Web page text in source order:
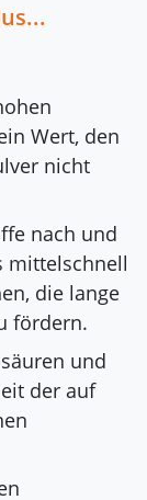
Wert, den
nicht
nach und
mittelschnell
die lange
fördern.
und
der auf